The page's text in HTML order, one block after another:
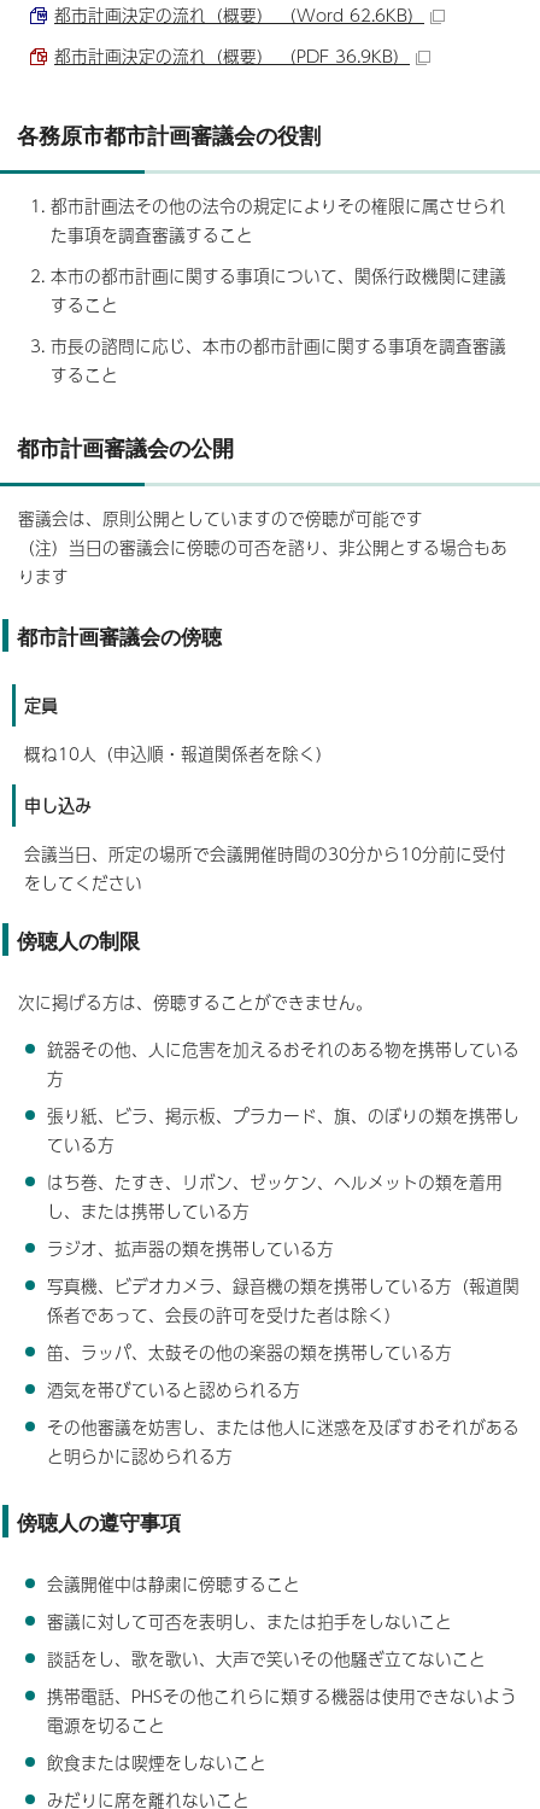
都市計画決定の流れ（概要） （Word 62.6KB）
都市計画決定の流れ（概要） （PDF 36.9KB）
各務原市都市計画審議会の役割
都市計画法その他の法令の規定によりその権限に属させられ
た事項を調査審議すること
本市の都市計画に関する事項について、関係行政機関に建議
すること
市長の諮問に応じ、本市の都市計画に関する事項を調査審議
すること
都市計画審議会の公開
審議会は、原則公開としていますので傍聴が可能です
（注）当日の審議会に傍聴の可否を諮り、非公開とする場合もあ
ります
都市計画審議会の傍聴
定員
概ね10人（申込順・報道関係者を除く）
申し込み
会議当日、所定の場所で会議開催時間の30分から10分前に受付
をしてください
傍聴人の制限
次に掲げる方は、傍聴することができません。
銃器その他、人に危害を加えるおそれのある物を携帯している
方
張り紙、ビラ、掲示板、プラカード、旗、のぼりの類を携帯し
ている方
はち巻、たすき、リボン、ゼッケン、ヘルメットの類を着用
し、または携帯している方
ラジオ、拡声器の類を携帯している方
写真機、ビデオカメラ、録音機の類を携帯している方（報道関
係者であって、会長の許可を受けた者は除く）
笛、ラッパ、太鼓その他の楽器の類を携帯している方
酒気を帯びていると認められる方
その他審議を妨害し、または他人に迷惑を及ぼすおそれがある
と明らかに認められる方
傍聴人の遵守事項
会議開催中は静粛に傍聴すること
審議に対して可否を表明し、または拍手をしないこと
談話をし、歌を歌い、大声で笑いその他騒ぎ立てないこと
携帯電話、PHSその他これらに類する機器は使用できないよう
電源を切ること
飲食または喫煙をしないこと
みだりに席を離れないこと